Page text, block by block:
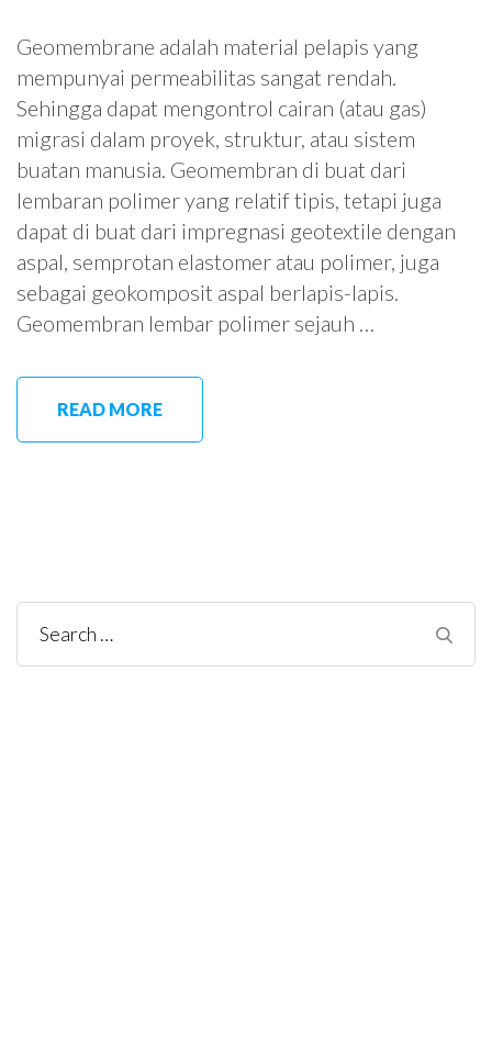
Geomembrane adalah material pelapis yang
mempunyai permeabilitas sangat rendah.
Sehingga dapat mengontrol cairan (atau gas)
migrasi dalam proyek, struktur, atau sistem
buatan manusia. Geomembran di buat dari
lembaran polimer yang relatif tipis, tetapi juga
dapat di buat dari impregnasi geotextile dengan
aspal, semprotan elastomer atau polimer, juga
sebagai geokomposit aspal berlapis-lapis.
Geomembran lembar polimer sejauh …
READ MORE
Search
for: